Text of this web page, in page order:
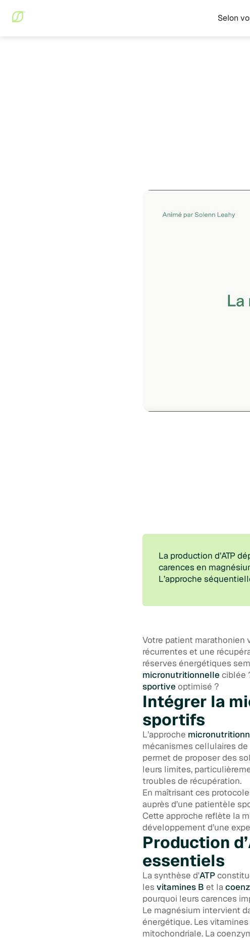
Selon
La production d’ATP
carences en
L’approche
Votre patient marathonien
récurrentes et une
réserves énergétiques
micronutritionnelle ciblée
sportive optimisé ?
Intégrer la
sportifs
L’approche
mécanismes cellulaires
permet de proposer des
leurs limites,
troubles de récupération.
En maîtrisant ces
auprès d’une patientèle
Cette approche reflète la
développement d’une
Production
essentiels
La synthèse d'ATP
les vitamines B et la
pourquoi leurs carences
Le magnésium intervient
énergétique. Les
mitochondriale. La